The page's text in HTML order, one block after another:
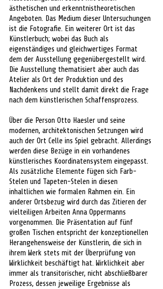
ästhetischen und erkenntnistheoretischen
Angeboten. Das Medium dieser Untersuchungen
ist die Fotografie. Ein weiterer Ort ist das
Künstlerbuch; wobei das Buch als
eigenständiges und gleichwertiges Format
dem der Ausstellung gegenübergestellt wird.
Die Ausstellung thematisiert aber auch das
Atelier als Ort der Produktion und des
Nachdenkens und stellt damit direkt die Frage
nach dem künstlerischen Schaffensprozess.
Über die Person Otto Haesler und seine
modernen, architektonischen Setzungen wird
auch der Ort Celle ins Spiel gebracht. Allerdings
werden diese Bezüge in ein vorhandenes
künstlerisches Koordinatensystem eingepasst.
Als zusätzliche Elemente fügen sich Farb-
Stelen und Tapeten-Stelen in diesen
inhaltlichen wie formalen Rahmen ein. Ein
anderer Ortsbezug wird durch das Zitieren der
vielteiligen Arbeiten Anna Oppermanns
vorgenommen. Die Präsentation auf fünf
großen Tischen entspricht der konzeptionellen
Herangehensweise der Künstlerin, die sich in
ihrem Werk stets mit der Überprüfung von
Wirklichkeit beschäftigt hat. Wirklichkeit aber
immer als transitorischer, nicht abschließbarer
Prozess, dessen jeweilige Ergebnisse als